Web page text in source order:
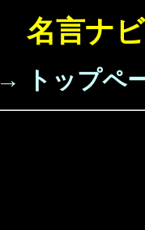
名言ナビ
→ トップペ